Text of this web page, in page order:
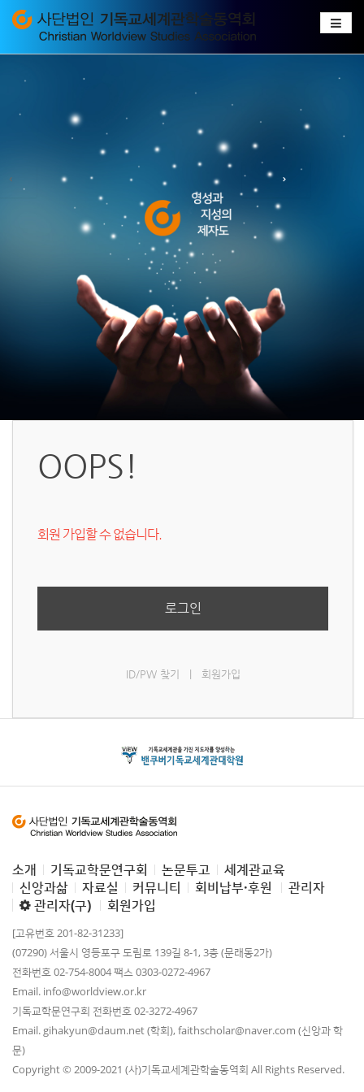
OOPS!
회원 가입할 수 없습니다.
로그인
ID/PW 찾기 회원가입
소개 기독교학문연구회 논문투고
세계관교육
신앙과삶
자료실 커뮤니티 회비납부·후원
관리자
관리자(구)
회원가입
[고유번호 201-82-31233]
(07290) 서울시 영등포구 도림로 139길 8-1, 3층 (문래동2가)
전화번호 02-754-8004 팩스 0303-0272-4967
Email. info@worldview.or.kr
기독교학문연구회 전화번호 02-3272-4967
Email. gihakyun@daum.net (학회), faithscholar@naver.com (신앙과 학
문)
Copyright © 2009-2021 (사)기독교세계관학술동역회 All Rights Reserved.